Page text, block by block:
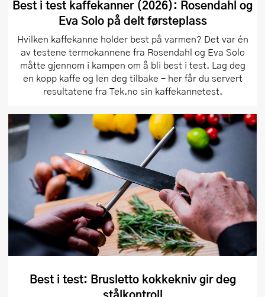
Best i test kaffekanner (2026): Rosendahl og
Eva Solo på delt førsteplass
Hvilken kaffekanne holder best på varmen? Det var én
av testene termokannene fra Rosendahl og Eva Solo
måtte gjennom i kampen om å bli best i test. Lag deg
en kopp kaffe og len deg tilbake – her får du servert
resultatene fra Tek.no sin kaffekannetest.
Best i test: Brusletto kokkekniv gir deg